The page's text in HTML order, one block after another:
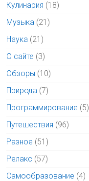
Кулинария (18)
Музыка (21)
Наука (21)
О сайте (3)
Обзоры (10)
Природа (7)
Программирование (5)
Путешествия (96)
Разное (51)
Релакс (57)
Самообразование (4)